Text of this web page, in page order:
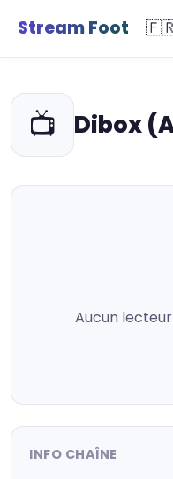
Stream Foot
📺 Dibox
Aucun
INFO CHAÎNE